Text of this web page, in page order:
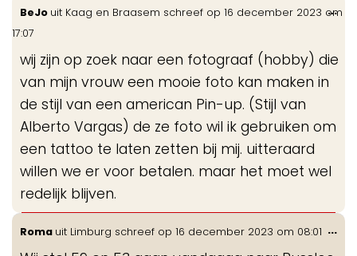
BeJo uit Kaag en Braasem schreef op 16 december 2023 om
17:07
wij zijn op zoek naar een fotograaf (hobby) die
van mijn vrouw een mooie foto kan maken in
de stijl van een american Pin-up. (Stijl van
Alberto Vargas) de ze foto wil ik gebruiken om
een tattoo te laten zetten bij mij. uitteraard
willen we er voor betalen. maar het moet wel
redelijk blijven.
...
Roma uit Limburg schreef op 16 december 2023 om 08:01 ...